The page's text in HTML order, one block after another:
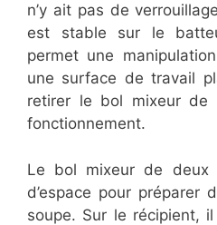
n’y ait pas de
est stable sur le
permet une
une surface de travail
retirer le bol mixeur de
fonctionnement.
Le bol mixeur de deux
d’espace pour préparer
soupe. Sur le récipient,